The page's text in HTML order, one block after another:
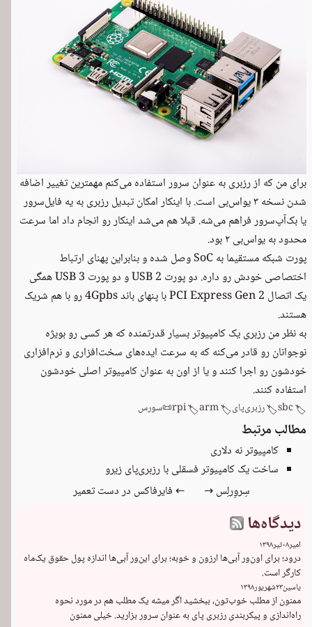
برای من که از رزبری به عنوان سرور استفاده می‌کنم مهمترین تغییر اضافه
شدن نسخه ۳ یو‌اس‌بی است. با اینکار امکان تبدیل رزبری به یه فایل‌سرور
یا بک‌آپ‌سرور فراهم می‌شه. قبلا هم می‌شد اینکار رو انجام داد اما سرعت
محدود به یو‌اس‌بی ۲ بود.
پورت شبکه مستقیما به SoC وصل شده و بنابراین پهنای ارتباط
اختصاصی خودش رو داره. دو پورت USB 2 و دو پورت USB 3 همگی
یک اتصال PCI Express Gen 2 با پنهای باند 4Gpbs رو با هم شریک
هستند.
به نظر من رزبری یک کامپیوتر بسیار قدرتمنده که هر کسی رو بویژه
نوجوانان رو قادر می‌کنه که به سرعت ایده‌های سخت‌افزاری و نرم‌افزاری
خودشون رو اجرا کنند و یا از اون به عنوان کامپیوتر اصلی خودشون
استفاده کنند.
🏷️
🏷️رزبری‌پای🏷️
🏷️
rpi
📜سورس
مطالب مرتبط
کامپیوتر نه دلاری
ساخت یک کامپیوتر فسقلی با رزبری‌پای زیرو
سِروِرلِس →
← فایرفاکس در دست تعمیر
دیدگاه‌ها
امیر۰۸تیر۱۳۹۸
کارگر است.
یاسین۲۳شهریور۱۳۹۸
راه‌اندازی و پیکربندی رزبری پای به عنوان سرور بزارید. خیلی ممنون